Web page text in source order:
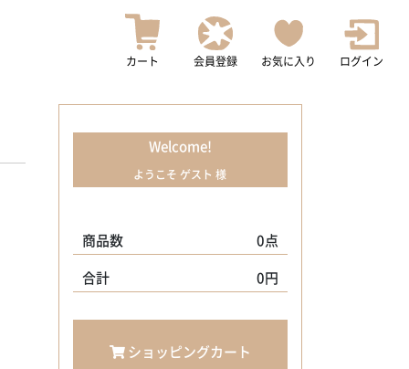
カート 会員登録 お気に入り ログイン
Welcome!
ようこそ ゲスト 様
商品数
0点
合計
0円
ショッピングカート